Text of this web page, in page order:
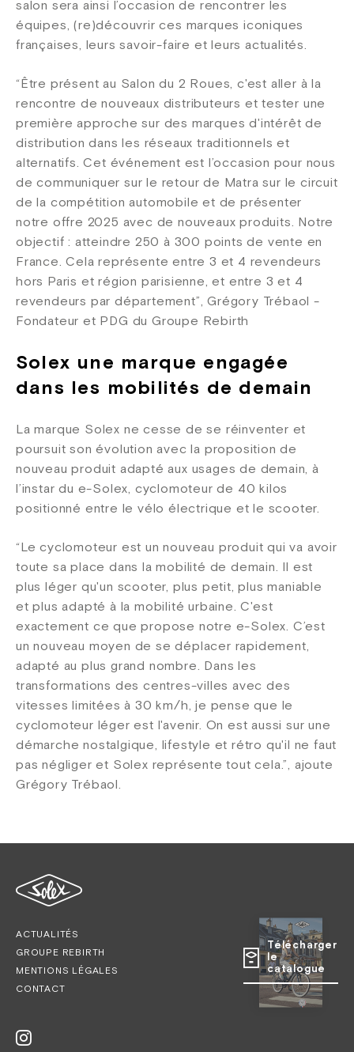
salon sera ainsi l’occasion de rencontrer les
équipes, (re)découvrir ces marques iconiques
françaises, leurs savoir-faire et leurs actualités.
“Être présent au Salon du 2 Roues, c'est aller à la
rencontre de nouveaux distributeurs et tester une
première approche sur des marques d'intérêt de
distribution dans les réseaux traditionnels et
alternatifs. Cet événement est l’occasion pour nous
de communiquer sur le retour de Matra sur le circuit
de la compétition automobile et de présenter
notre offre 2025 avec de nouveaux produits. Notre
objectif : atteindre 250 à 300 points de vente en
France. Cela représente entre 3 et 4 revendeurs
hors Paris et région parisienne, et entre 3 et 4
revendeurs par département”, Grégory Trébaol -
Fondateur et PDG du Groupe Rebirth
Solex une marque engagée
dans les mobilités de demain
La marque Solex ne cesse de se réinventer et
poursuit son évolution avec la proposition de
nouveau produit adapté aux usages de demain, à
l’instar du e-Solex, cyclomoteur de 40 kilos
positionné entre le vélo électrique et le scooter.
“Le cyclomoteur est un nouveau produit qui va avoir
toute sa place dans la mobilité de demain. Il est
plus léger qu'un scooter, plus petit, plus maniable
et plus adapté à la mobilité urbaine. C'est
exactement ce que propose notre e-Solex. C’est
un nouveau moyen de se déplacer rapidement,
adapté au plus grand nombre. Dans les
transformations des centres-villes avec des
vitesses limitées à 30 km/h, je pense que le
cyclomoteur léger est l'avenir. On est aussi sur une
démarche nostalgique, lifestyle et rétro qu'il ne faut
pas négliger et Solex représente tout cela.”, ajoute
Grégory Trébaol.
ACTUALITÉS
GROUPE REBIRTH
MENTIONS LÉGALES
CONTACT
Télécharger
le
catalogue